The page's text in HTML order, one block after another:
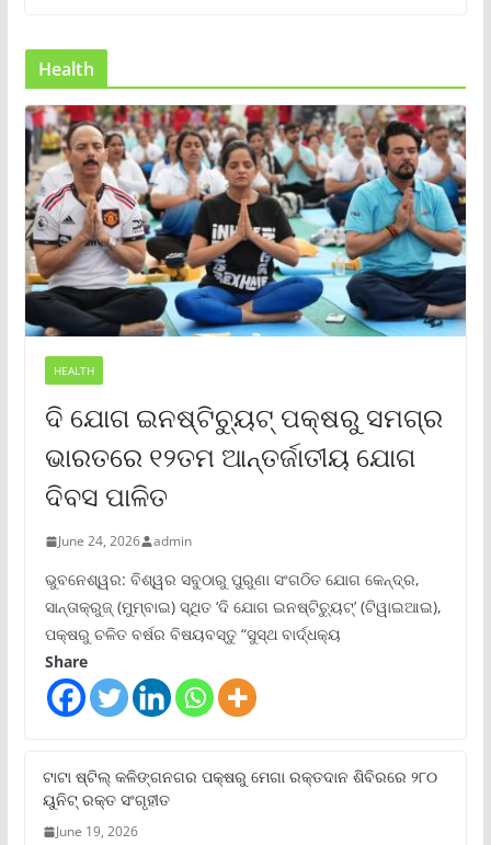
Health
HEALTH
ଦି ଯୋଗ ଇନଷ୍ଟିଚ୍ୟୁଟ୍ ପକ୍ଷରୁ ସମଗ୍ର
ଭାରତରେ ୧୨ତମ ଆନ୍ତର୍ଜାତୀୟ ଯୋଗ
ଦିବସ ପାଳିତ
June 24, 2026 admin
ଭୁବନେଶ୍ୱର: ବିଶ୍ୱର ସବୁଠାରୁ ପୁରୁଣା ସଂଗଠିତ ଯୋଗ କେନ୍ଦ୍ର,
ସାନ୍ତାକ୍ରୁଜ୍ (ମୁମ୍ବାଇ) ସ୍ଥିତ ‘ଦି ଯୋଗ ଇନଷ୍ଟିଚ୍ୟୁଟ୍‌’ (ଟିୱାଇଆଇ),
ପକ୍ଷରୁ ଚଳିତ ବର୍ଷର ବିଷୟବସ୍ତୁ “ସୁସ୍ଥ ବାର୍ଦ୍ଧକ୍ୟ
Share
ଟାଟା ଷ୍ଟିଲ୍‌ କଳିଙ୍ଗନଗର ପକ୍ଷରୁ ମେଗା ରକ୍ତଦାନ ଶିବିରରେ ୨୮୦
ୟୁନିଟ୍‌ ରକ୍ତ ସଂଗୃହୀତ
June 19, 2026